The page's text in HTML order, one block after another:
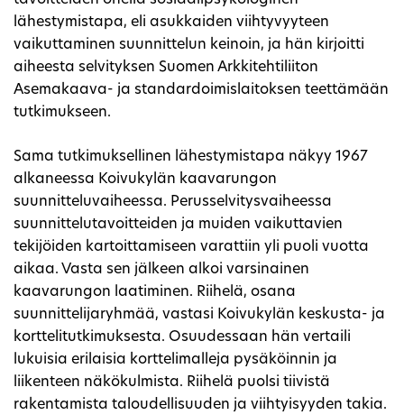
lähestymistapa, eli asukkaiden viihtyvyyteen
vaikuttaminen suunnittelun keinoin, ja hän kirjoitti
aiheesta selvityksen Suomen Arkkitehtiliiton
Asemakaava- ja standardoimislaitoksen teettämään
tutkimukseen.
Sama tutkimuksellinen lähestymistapa näkyy 1967
alkaneessa Koivukylän kaavarungon
suunnitteluvaiheessa. Perusselvitysvaiheessa
suunnittelutavoitteiden ja muiden vaikuttavien
tekijöiden kartoittamiseen varattiin yli puoli vuotta
aikaa. Vasta sen jälkeen alkoi varsinainen
kaavarungon laatiminen. Riihelä, osana
suunnittelijaryhmää, vastasi Koivukylän keskusta- ja
korttelitutkimuksesta. Osuudessaan hän vertaili
lukuisia erilaisia korttelimalleja pysäköinnin ja
liikenteen näkökulmista. Riihelä puolsi tiivistä
rakentamista taloudellisuuden ja viihtyisyyden takia.